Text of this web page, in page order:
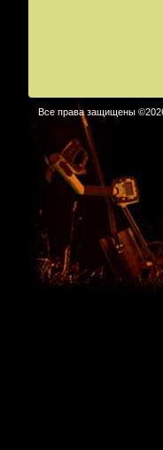
Все права защищены